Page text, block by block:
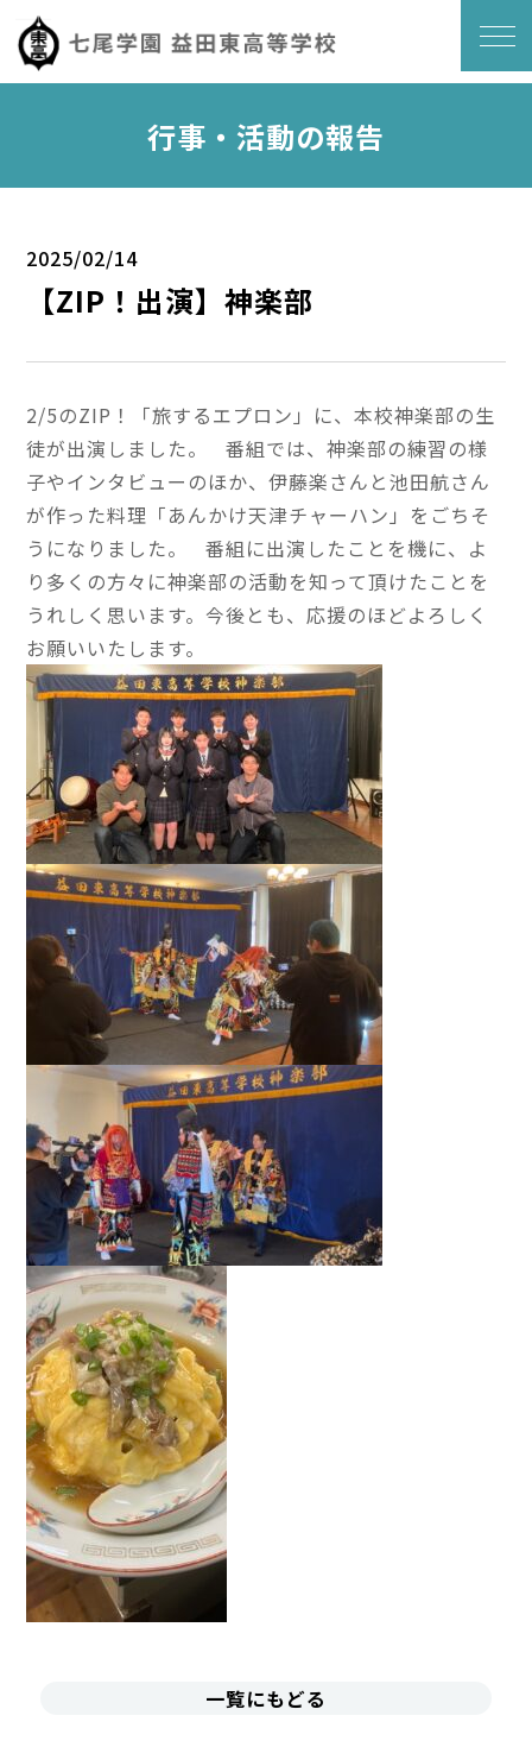
行事・活動の報告
2025/02/14
【ZIP！出演】神楽部
2/5のZIP！「旅するエプロン」に、本校神楽部の生
徒が出演しました。 番組では、神楽部の練習の様
子やインタビューのほか、伊藤楽さんと池田航さん
が作った料理「あんかけ天津チャーハン」をごちそ
うになりました。 番組に出演したことを機に、よ
り多くの方々に神楽部の活動を知って頂けたことを
うれしく思います。今後とも、応援のほどよろしく
お願いいたします。
一覧にもどる